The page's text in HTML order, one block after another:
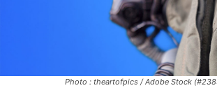
Photo : theartofpics / Adobe Stock